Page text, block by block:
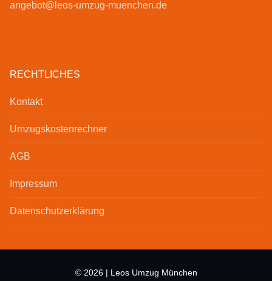
angebot@leos-umzug-muenchen.de
RECHTLICHES
Kontakt
Umzugskostenrechner
AGB
Impressum
Datenschutzerklärung
© 2026 | Leos Umzug München